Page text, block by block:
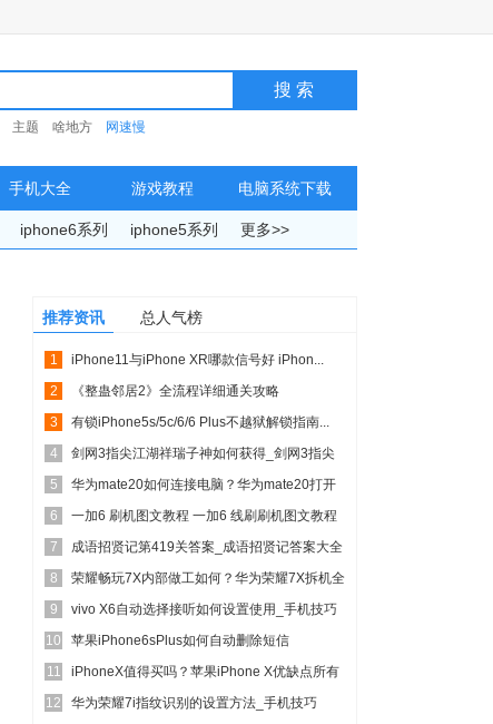
主题 啥地方 网速慢
手机大全 游戏教程 电脑系统下载
iphone6系列 iphone5系列 更多>>
推荐资讯 总人气榜
1
iPhone11与iPhone XR哪款信号好 iPhon...
2
《整蛊邻居2》全流程详细通关攻略
3
有锁iPhone5s/5c/6/6 Plus不越狱解锁指南...
4
剑网3指尖江湖祥瑞子神如何获得_剑网3指尖
江湖祥瑞子神取得...
5
华为mate20如何连接电脑？华为mate20打开
usb调...
6
一加6 刷机图文教程 一加6 线刷刷机图文教程
7
成语招贤记第419关答案_成语招贤记答案大全
8
荣耀畅玩7X内部做工如何？华为荣耀7X拆机全
过程评测图解
9
vivo X6自动选择接听如何设置使用_手机技巧
10
苹果iPhone6sPlus如何自动删除短信
_iphone...
11
iPhoneX值得买吗？苹果iPhone X优缺点所有
方面...
12 华为荣耀7i指纹识别的设置方法_手机技巧